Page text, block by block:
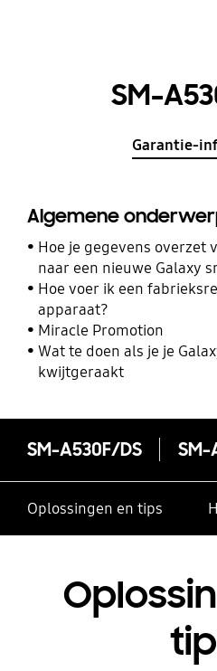
SM-
Garantie-
Algemene
Hoe je gegevens overzet
naar een nieuwe Galaxy
Switch
Hoe voer ik een
apparaat?
Miracle Promotion
Wat te doen als je je
kwijtgeraakt
SM-A530F/DS SM-
Oplossingen en tips